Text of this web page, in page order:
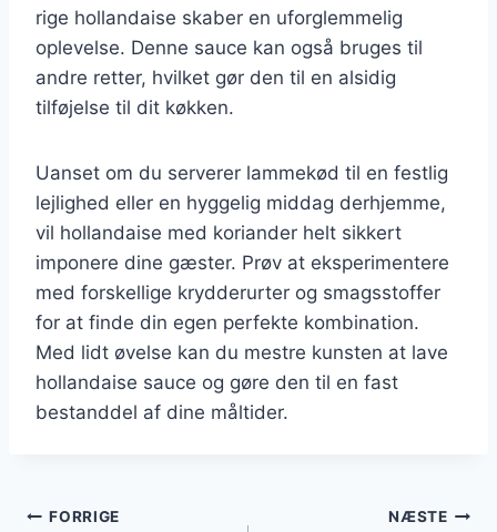
rige hollandaise skaber en uforglemmelig
oplevelse. Denne sauce kan også bruges til
andre retter, hvilket gør den til en alsidig
tilføjelse til dit køkken.
Uanset om du serverer lammekød til en festlig
lejlighed eller en hyggelig middag derhjemme,
vil hollandaise med koriander helt sikkert
imponere dine gæster. Prøv at eksperimentere
med forskellige krydderurter og smagsstoffer
for at finde din egen perfekte kombination.
Med lidt øvelse kan du mestre kunsten at lave
hollandaise sauce og gøre den til en fast
bestanddel af dine måltider.
Indlægsnavigation
FORRIGE NÆSTE